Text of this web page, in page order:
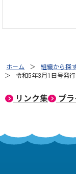
ホーム 組織から探
令和5年3月1日号発
リンク集 プラ